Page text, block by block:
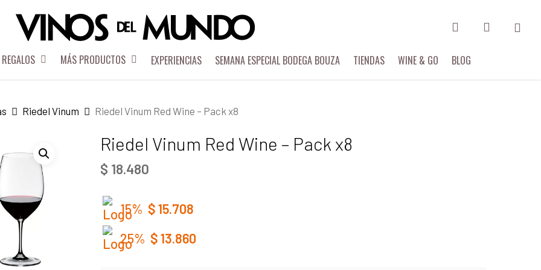
REGALOS MÁS PRODUCTOS EXPERIENCIAS SEMANA ESPECIAL BODEGA BOUZA TIENDAS WINE & GO BLOG
Riedel Vinum Riedel Vinum Red Wine – Pack x8
Riedel Vinum Red Wine – Pack x8
$ 18.480
15% $15.708
25% $13.860